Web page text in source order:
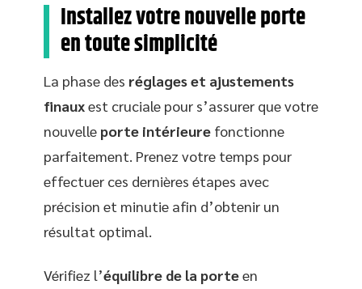
Installez votre nouvelle porte
en toute simplicité
La phase des réglages et ajustements
finauxest cruciale pour s’assurer que votre
nouvelle porte intérieure fonctionne
parfaitement. Prenez votre temps pour
effectuer ces dernières étapes avec
précision et minutie afin d’obtenir un
résultat optimal.
Vérifiez l’équilibre de la porteen